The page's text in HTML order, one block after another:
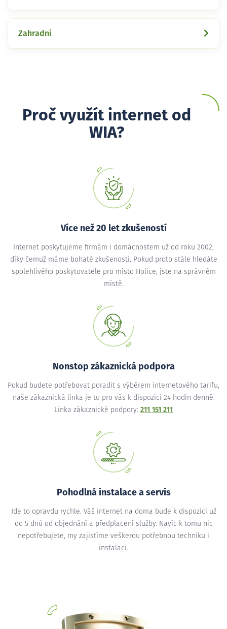
Zahradní
Proč využít internet od
WIA?
Více než 20 let zkušeností
Internet poskytujeme firmám i domácnostem už od roku 2002,
díky čemuž máme bohaté zkušenosti. Pokud proto stále hledáte
spolehlivého poskytovatele pro místo Holice, jste na správném
místě.
Nonstop zákaznická podpora
Pokud budete potřebovat poradit s výběrem internetového tarifu,
naše zákaznická linka je tu pro vás k dispozici 24 hodin denně.
Linka zákaznické podpory: 211 151 211
Pohodlná instalace a servis
Jde to opravdu rychle. Váš internet na doma bude k dispozici už
do 5 dnů od objednání a předplacení služby. Navíc k tomu nic
nepotřebujete, my zajistíme veškerou potřebnou techniku i
instalaci.